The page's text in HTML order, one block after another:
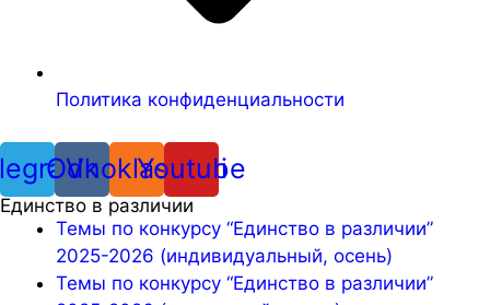
Политика конфиденциальности
Vk
Odnoklassniki
Youtube
Единство в различии
Темы по конкурсу “Единство в различии”
2025-2026 (индивидуальный, осень)
Темы по конкурсу “Единство в различии”